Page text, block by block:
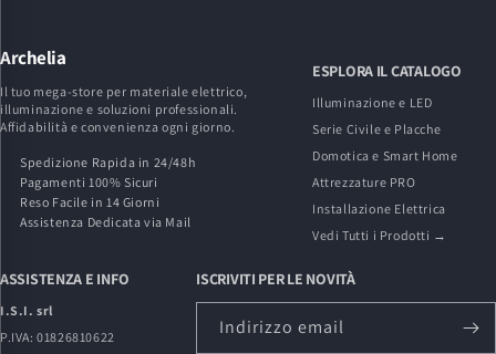
Archelia
Il tuo mega-store per materiale elettrico,
illuminazione e soluzioni professionali.
Affidabilità e convenienza ogni giorno.
Spedizione Rapida in 24/48h
Pagamenti 100% Sicuri
Reso Facile in 14 Giorni
Assistenza Dedicata via Mail
ESPLORA IL CATALOGO
Illuminazione e LED
Serie Civile e Placche
Domotica e Smart Home
Attrezzature PRO
Installazione Elettrica
Vedi Tutti i Prodotti →
ASSISTENZA E INFO
I.S.I. srl
P.IVA: 01826810622
ISCRIVITI PER LE NOVITÀ
Indirizzo email